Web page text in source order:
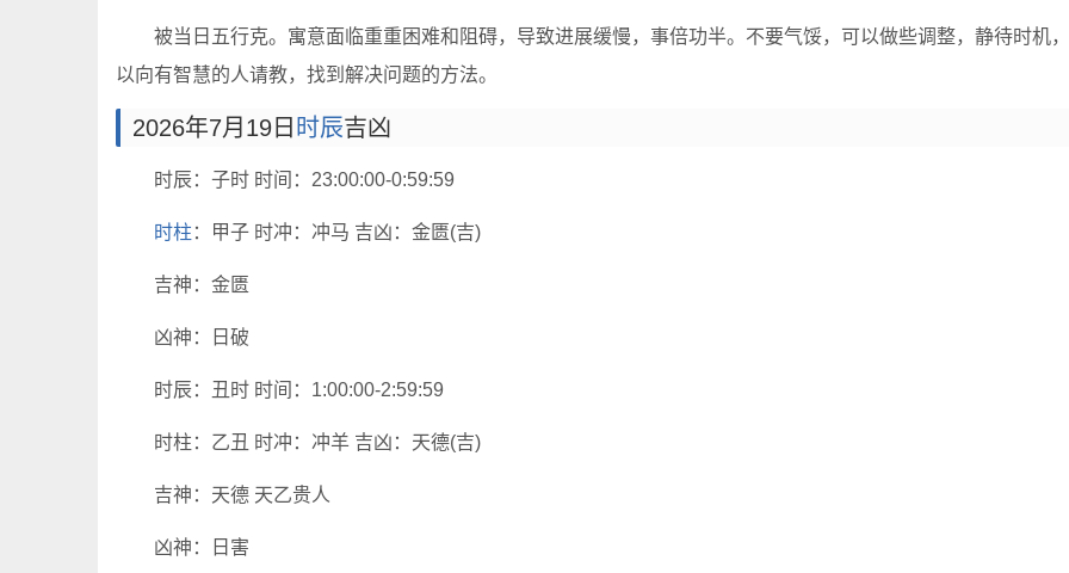
被当日五行克。寓意面临重重困难和阻碍，导致进展缓慢，事倍功半。不要气馁，可以做些调整，静待时机
以向有智慧的人请教，找到解决问题的方法。
2026年7月19日 时辰吉凶
时辰：子时 时间：23:00:00-0:59:59
时柱 ：甲子 时冲：冲马 吉凶：金匮(吉)
吉神：金匮
凶神：日破
时辰：丑时 时间：1:00:00-2:59:59
时柱：乙丑 时冲：冲羊 吉凶：天德(吉)
吉神：天德 天乙贵人
凶神：日害